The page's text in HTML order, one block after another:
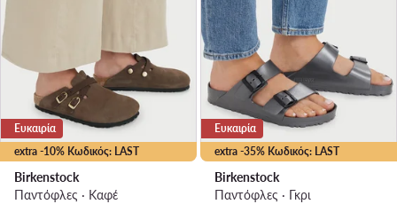
extra -10% Κωδικός: LAST
Ευκαιρία
Birkenstock
Παντόφλες · Καφέ
extra -35% Κωδικός: LAST
Ευκαιρία
Birkenstock
Παντόφλες · Γκρι